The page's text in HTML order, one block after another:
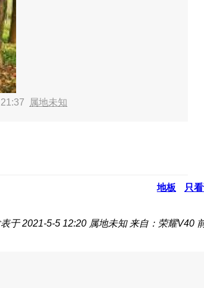
属地未知
地板 只
于 2021-5-5 12:20 属地未知 来自：荣耀V40